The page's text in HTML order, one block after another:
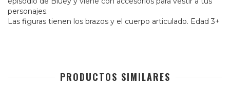
personajes.
Las figuras tienen los brazos y el cuerpo articulado. Edad 3+
PRODUCTOS SIMILARES